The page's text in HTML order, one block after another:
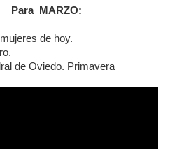
Para MARZO:
de hoy.
de Oviedo. Primavera